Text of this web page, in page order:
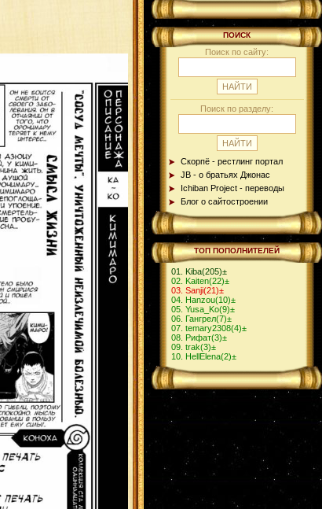
ПОИСК
Поиск по сайту:
Поиск по разделу:
Скорпё - рестлинг портал
JB - о братьях Джонас
Ichiban Project - переводы
Блог о сайтостроении
ТОП ПОПОЛНИТЕЛЕЙ
Kiba(205)±
Kaiten(22)±
Sanji(21)±
Hanzou(10)±
Yusa_Ko(9)±
Гангрел(7)±
temary2308(4)±
Рифат(3)±
trak(3)±
HellElena(2)±